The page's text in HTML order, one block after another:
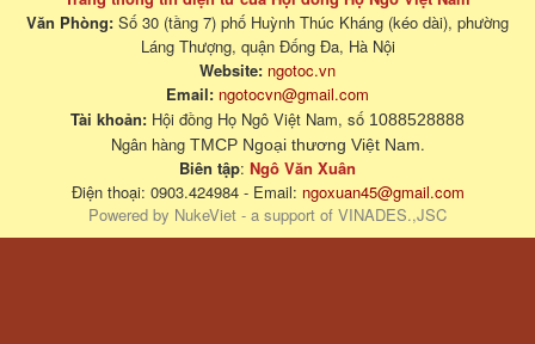
Văn Phòng: Số 30 (tầng 7) phố Huỳnh Thúc Kháng (kéo dài), phường
Láng Thượng, quận Đống Đa, Hà Nội
Website: ngotoc.vn
Email: ngotocvn@gmail.com
Tài khoản: Hội đồng Họ Ngô Việt Nam, số 1088528888
Ngân hàng TMCP Ngoại thương Việt Nam.
Biên tập: Ngô Văn Xuân
Điện thoại: 0903.424984 - Email: ngoxuan45@gmail.com
Powered by NukeViet - a support of VINADES.,JSC